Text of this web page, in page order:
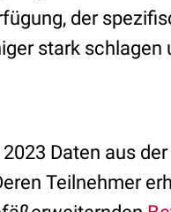
der
stark schlagen
Daten aus
Teilnehmer